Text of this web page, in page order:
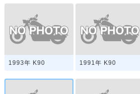
1993年 K90 1991年 K90